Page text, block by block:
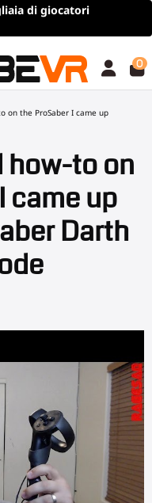
di giocatori
0
on the ProSaber I came up
how-to on
came up
Darth